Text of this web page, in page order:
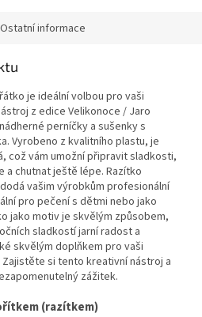
Ostatní informace
je ideální volbou pro vaši
z edice Velikonoce / Jaro
perníčky a sušenky s
Vyrobeno z kvalitního plastu, je
což vám umožní připravit sladkosti,
chutnat ještě lépe. Razítko
vašim výrobkům profesionální
pro pečení s dětmi nebo jako
jako motiv je skvělým způsobem,
sladkostí jarní radost a
skvělým doplňkem pro vaši
si tento kreativní nástroj a
zážitek.
(razítkem)